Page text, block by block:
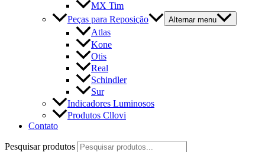
MX Tim
Peças para Reposição
Alternar menu
Atlas
Kone
Otis
Real
Schindler
Sur
Indicadores Luminosos
Produtos Cllovi
Contato
Pesquisar produtos